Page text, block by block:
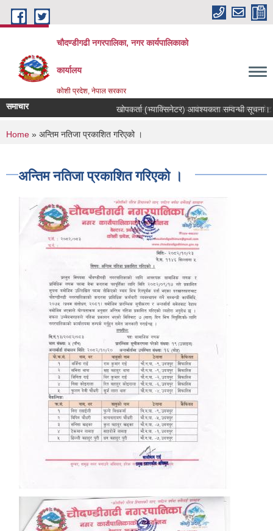
Skip to main content
चौदण्डीगढी नगरपालिका, नगर कार्यपालिकाको
कार्यालय
कोशी प्रदेश, नेपाल सरकार
समाचार खोपकर्ता (भ्याक्सिनेटर) आवश्यकता सम्वन्धी सूचना।
You are here
Home » अन्तिम नतिजा प्रकाशित गरिएको ।
अन्तिम नतिजा प्रकाशित गरिएको ।